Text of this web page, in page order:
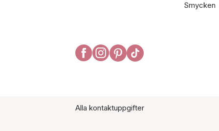
Smycken
Alla kontaktuppgifter